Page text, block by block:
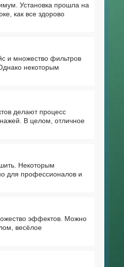
Установка прошла на
как все здорово
и множество фильтров
некоторым
делают процесс
В целом, отличное
Некоторым
для профессионалов и
эффектов. Можно
весёлое